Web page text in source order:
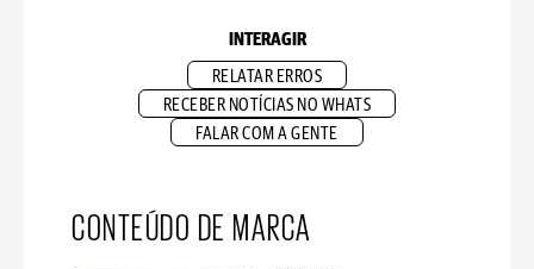
INTERAGIR
RELATAR ERROS
RECEBER NOTÍCIAS NO WHATS
FALAR COM A GENTE
CONTEÚDO DE MARCA